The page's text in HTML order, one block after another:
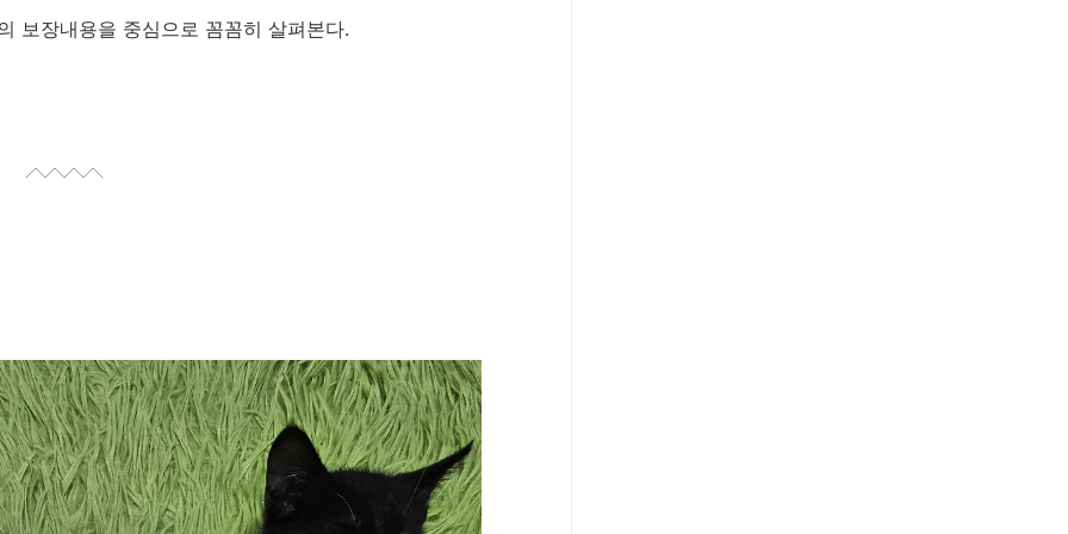
보장내용을 중심으로 꼼꼼히 살펴본다.